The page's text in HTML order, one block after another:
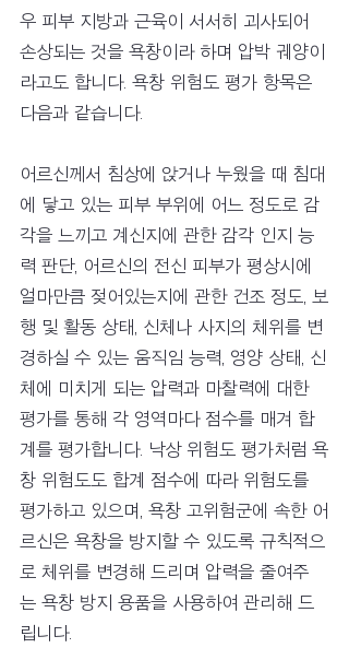
우 피부 지방과 근육이 서서히 괴사되어
손상되는 것을 욕창이라 하며 압박 궤양이
라고도 합니다. 욕창 위험도 평가 항목은
다음과 같습니다.
어르신께서 침상에 앉거나 누웠을 때 침대
에 닿고 있는 피부 부위에 어느 정도로 감
각을 느끼고 계신지에 관한 감각 인지 능
력 판단, 어르신의 전신 피부가 평상시에
얼마만큼 젖어있는지에 관한 건조 정도, 보
행 및 활동 상태, 신체나 사지의 체위를 변
경하실 수 있는 움직임 능력, 영양 상태, 신
체에 미치게 되는 압력과 마찰력에 대한
평가를 통해 각 영역마다 점수를 매겨 합
계를 평가합니다. 낙상 위험도 평가처럼 욕
창 위험도도 합계 점수에 따라 위험도를
평가하고 있으며, 욕창 고위험군에 속한 어
르신은 욕창을 방지할 수 있도록 규칙적으
로 체위를 변경해 드리며 압력을 줄여주
는 욕창 방지 용품을 사용하여 관리해 드
립니다.